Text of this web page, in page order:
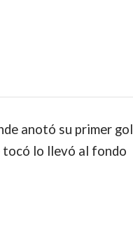
anotó su primer gol
tocó lo llevó al fondo